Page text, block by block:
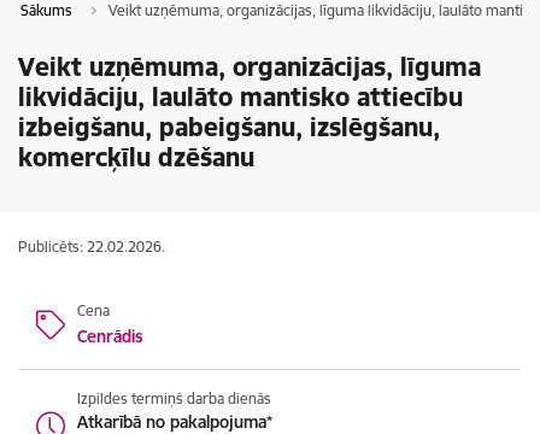
Sākums Veikt uzņēmuma, organizācijas, līguma likvidāciju, laulāto
Veikt uzņēmuma, organizācijas, līguma
likvidāciju, laulāto mantisko attiecību
izbeigšanu, pabeigšanu, izslēgšanu,
komercķīlu dzēšanu
Publicēts: 22.02.2026.
Cena
Cenrādis
Izpildes termiņš darba dienās
Atkarībā no pakalpojuma*